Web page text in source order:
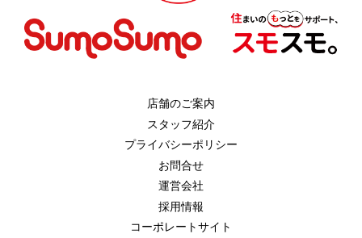
店舗のご案内
スタッフ紹介
プライバシーポリシー
お問合せ
運営会社
採用情報
コーポレートサイト